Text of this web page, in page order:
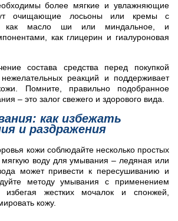
более мягкие и увлажняющие
очищающие лосьоны или кремы с
как масло ши или миндальное, и
как глицерин и гиалуроновая
состава средства перед покупкой
реакций и поддерживает
Помните, правильно подобранное
– это залог свежего и здорового вида.
как избежать
и раздражения
кожи соблюдайте несколько простых
воду для умывания – ледяная или
может привести к пересушиванию и
методу умывания с применением
избегая жестких мочалок и спонжей,
кожу.